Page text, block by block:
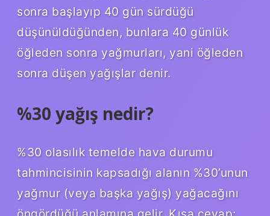
sonra başlayıp 40 gün sürdüğü
düşünüldüğünden, bunlara 40 günlük
öğleden sonra yağmurları, yani öğleden
sonra düşen yağışlar denir.
%30 yağış nedir?
%30 olasılık temelde hava durumu
tahmincisinin kapsadığı alanın %30’unun
yağmur (veya başka yağış) yağacağını